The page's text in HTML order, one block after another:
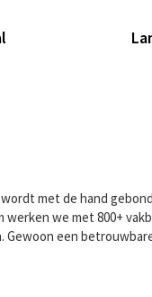
met de hand
we met 800+
een